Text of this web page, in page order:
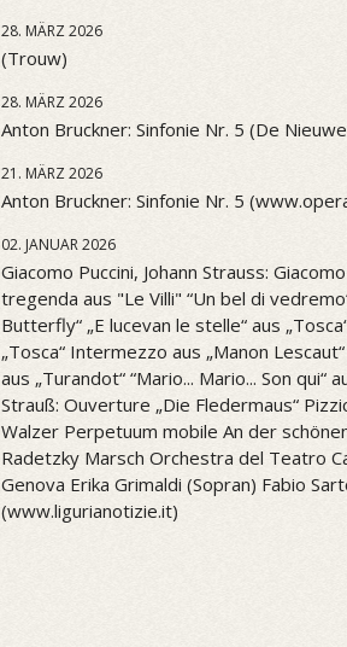
28. MÄRZ 2026
(Trouw)
28. MÄRZ 2026
Anton Bruckner: Sinfonie Nr. 5 (De
21. MÄRZ 2026
Anton Bruckner: Sinfonie Nr. 5
02. JANUAR 2026
Giacomo Puccini, Johann Strauss:
tregenda aus "Le Villi" “Un bel di
Butterfly“ „E lucevan le stelle“ aus
„Tosca“ Intermezzo aus „Manon
aus „Turandot“ “Mario... Mario... Son qui“
Strauß: Ouverture „Die Fledermaus“
Walzer Perpetuum mobile An der
Radetzky Marsch Orchestra del Teatro
Genova Erika Grimaldi (Sopran) Fabio
(www.ligurianotizie.it)